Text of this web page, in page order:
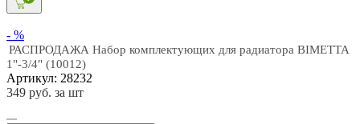
- %
РАСПРОДАЖА Набор комплектующих для радиатора BIMETTA
1"-3/4" (10012)
Артикул: 28232
349 руб. за шт